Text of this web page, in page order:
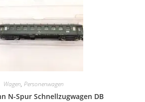
Wagen, Personenwagen
N-Spur Schnellzugwagen DB